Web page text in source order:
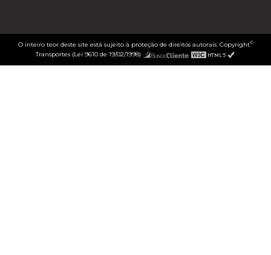
O inteiro teor deste site está sujeito à proteção de direitos autorais. Copyright©
Transportes (Lei 9610 de 19/02/1998)